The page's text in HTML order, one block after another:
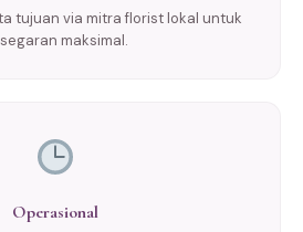
tujuan via mitra florist lokal untuk
maksimal.
Operasional